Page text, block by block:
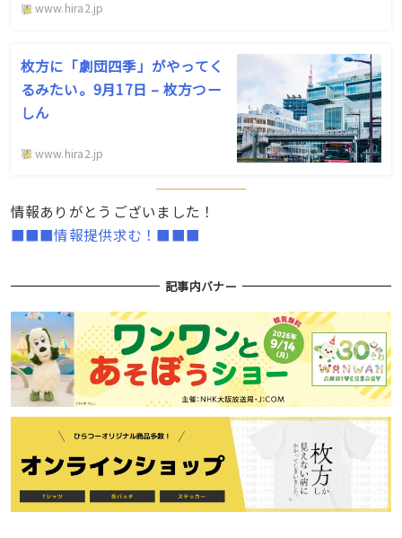
www.hira2.jp
枚方に「劇団四季」がやってく
るみたい。9月17日 – 枚方つー
しん
www.hira2.jp
情報ありがとうございました！
■■■情報提供求む！■■■
記事内バナー